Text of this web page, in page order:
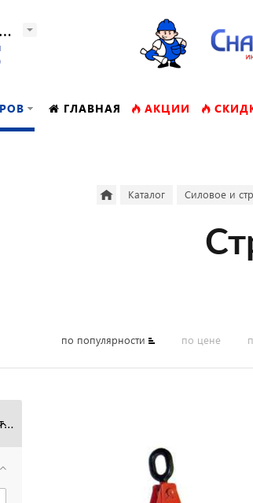
8 (8172) 26-44-24
ГЛАВНАЯ АКЦИИ
Каталог Силовое и
по популярности по цене
Подбор по параметрам